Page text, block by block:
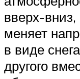
вверх-вниз,
меняет
в виде
другого